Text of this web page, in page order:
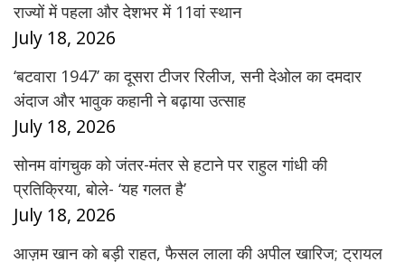
राज्यों में पहला और देशभर में 11वां स्थान
July 18, 2026
‘बटवारा 1947’ का दूसरा टीजर रिलीज, सनी देओल का दमदार
अंदाज और भावुक कहानी ने बढ़ाया उत्साह
July 18, 2026
सोनम वांगचुक को जंतर-मंतर से हटाने पर राहुल गांधी की
प्रतिक्रिया, बोले- ‘यह गलत है’
July 18, 2026
आज़म खान को बड़ी राहत, फैसल लाला की अपील खारिज; ट्रायल